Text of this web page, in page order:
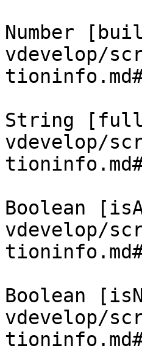
Number
vdevelop/
String
vdevelop/
Boolean
vdevelop/
Boolean
vdevelop/